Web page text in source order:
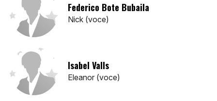
Federico Bote Bubaila
Nick (voce)
Isabel Valls
Eleanor (voce)